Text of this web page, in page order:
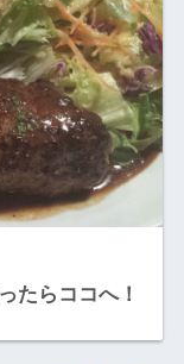
たらココへ！